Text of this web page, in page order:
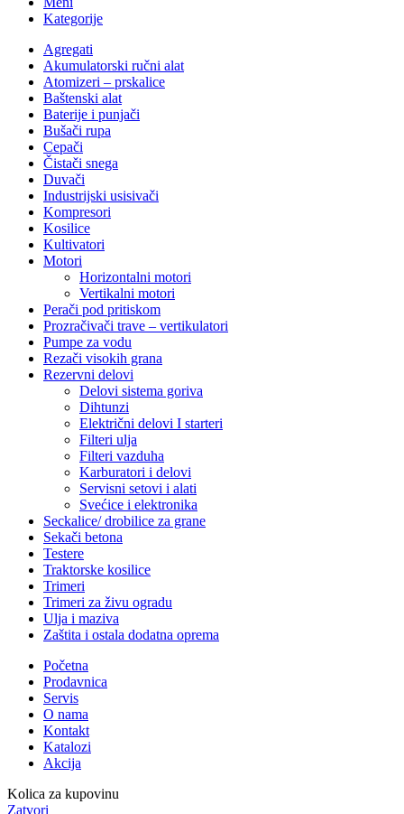
Kategorije
Agregati
Akumulatorski ručni alat
Atomizeri – prskalice
Baštenski alat
Baterije i punjači
Bušači rupa
Cepači
Čistači snega
Duvači
Industrijski usisivači
Kompresori
Kosilice
Kultivatori
Motori
Horizontalni motori
Vertikalni motori
Perači pod pritiskom
Prozračivači trave – vertikulatori
Pumpe za vodu
Rezači visokih grana
Rezervni delovi
Delovi sistema goriva
Dihtunzi
Električni delovi I starteri
Filteri ulja
Filteri vazduha
Karburatori i delovi
Servisni setovi i alati
Svećice i elektronika
Seckalice/ drobilice za grane
Sekači betona
Testere
Traktorske kosilice
Trimeri
Trimeri za živu ogradu
Ulja i maziva
Zaštita i ostala dodatna oprema
Početna
Prodavnica
Servis
O nama
Kontakt
Katalozi
Akcija
Kolica za kupovinu
Zatvori